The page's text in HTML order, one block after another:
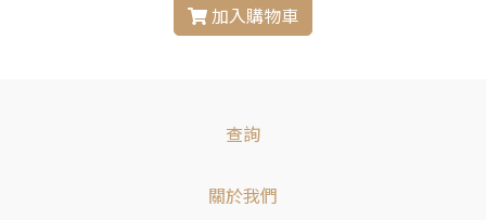
加入購物車
查詢
關於我們